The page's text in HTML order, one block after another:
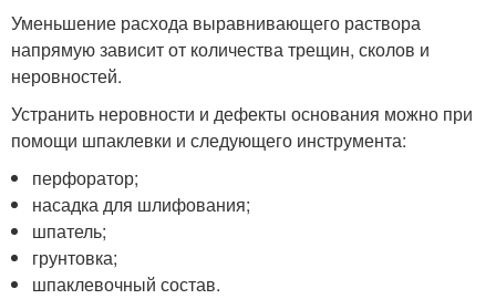
Уменьшение расхода выравнивающего раствора
напрямую зависит от количества трещин, сколов и
неровностей.
Устранить неровности и дефекты основания можно при
помощи шпаклевки и следующего инструмента:
перфоратор;
насадка для шлифования;
шпатель;
грунтовка;
шпаклевочный состав.